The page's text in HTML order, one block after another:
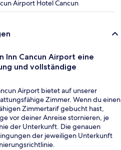
Airport Hotel Cancun
Inn Cancun Airport eine
und vollständige
Airport bietet auf unserer
Zimmer. Wenn du einen
Zimmertarif gebucht hast,
vor deiner Anreise stornieren, je
der Unterkunft. Die genauen
der jeweiligen Unterkunft